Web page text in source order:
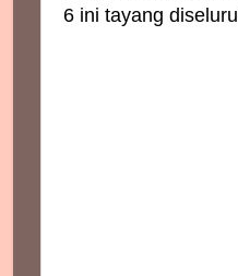
6 ini tayang